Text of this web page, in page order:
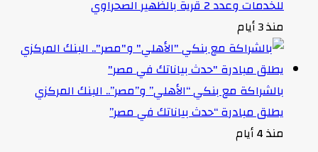
للخدمات وعدد 2 قرية بالظهير الصحراوي
منذ 3 أيام
بالشراكة مع بنكي “الأهلي” و”مصر”.. البنك المركزي
يطلق مبادرة “حدث بياناتك في مصر”
منذ 4 أيام